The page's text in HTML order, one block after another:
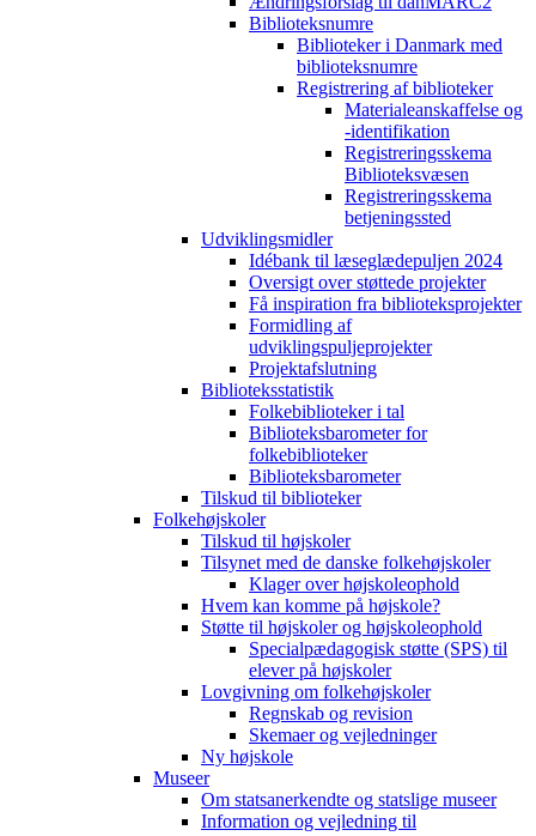
Biblioteksnumre
Biblioteker i Danmark med
biblioteksnumre
Registrering af biblioteker
Materialeanskaffelse og
-identifikation
Registreringsskema
Biblioteksvæsen
Registreringsskema
betjeningssted
Udviklingsmidler
Idébank til læseglædepuljen 2024
Oversigt over støttede projekter
Få inspiration fra biblioteksprojekter
Formidling af
udviklingspuljeprojekter
Projektafslutning
Biblioteksstatistik
Folkebiblioteker i tal
Biblioteksbarometer for
folkebiblioteker
Biblioteksbarometer
Tilskud til biblioteker
Folkehøjskoler
Tilskud til højskoler
Tilsynet med de danske folkehøjskoler
Klager over højskoleophold
Hvem kan komme på højskole?
Støtte til højskoler og højskoleophold
Specialpædagogisk støtte (SPS) til
elever på højskoler
Lovgivning om folkehøjskoler
Regnskab og revision
Skemaer og vejledninger
Ny højskole
Museer
Om statsanerkendte og statslige museer
Information og vejledning til